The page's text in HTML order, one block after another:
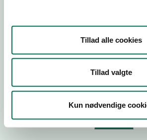
Tillad alle cookies
Tillad valgte
Kun nødvendige
P-nr
Tilføj smiley til dit
Kopier link til at indsætte på